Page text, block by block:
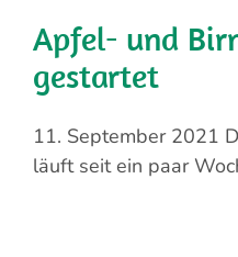
Apfel- und
gestartet
11. September 2021
läuft seit ein paar